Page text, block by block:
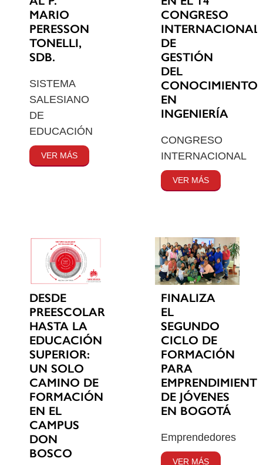
MARIO
PERESSON
TONELLI,
SDB.
SISTEMA
SALESIANO
DE
EDUCACIÓN
VER MÁS
CONGRESO
INTERNACIONAL
DE
GESTIÓN
DEL
CONOCIMIENTO
EN
INGENIERÍA
CONGRESO
INTERNACIONAL
VER MÁS
DESDE
PREESCOLAR
HASTA LA
EDUCACIÓN
SUPERIOR:
UN SOLO
CAMINO DE
FORMACIÓN
EN EL
CAMPUS
DON
BOSCO
FINALIZA
EL
SEGUNDO
CICLO DE
FORMACIÓN
PARA
DE JÓVENES
EN BOGOTÁ
Emprendedores
VER MÁS